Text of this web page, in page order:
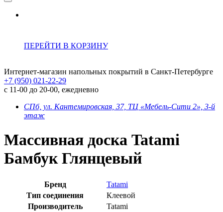
ПЕРЕЙТИ В КОРЗИНУ
Интернет-магазин напольных покрытий в Санкт-Петербурге
+7 (950) 021-22-29
с 11-00 до 20-00, ежедневно
СПб, ул. Кантемировская, 37, ТЦ «Мебель-Сити 2», 3-й
этаж
Массивная доска Tatami
Бамбук Глянцевый
Бренд
Tatami
Тип соединения
Клеевой
Производитель
Tatami